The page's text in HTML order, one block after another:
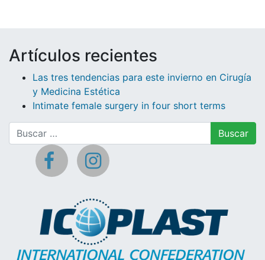
Artículos recientes
Las tres tendencias para este invierno en Cirugía
y Medicina Estética
Intimate female surgery in four short terms
Buscar: